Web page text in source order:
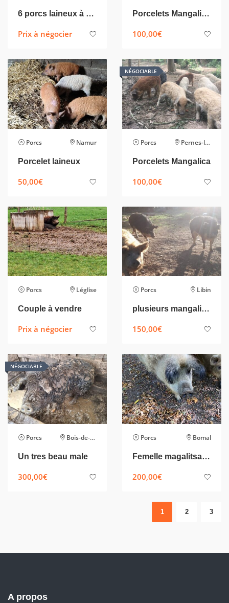
6 porcs laineux à vendre
Prix à négocier
Porcelets Mangalitsa
100,00€
Porcs Namur
Porcelet laineux
50,00€
NÉGOCIABLE
Porcs Pernes-les-Fontaines
Porcelets Mangalica
100,00€
Porcs Léglise
Couple à vendre
Prix à négocier
Porcs Libin
plusieurs mangalitza de tous les ages a vendre
150,00€
NÉGOCIABLE
Porcs Bois-de-Villers
Un tres beau male
300,00€
Porcs Bomal
Femelle magalitsa à vendre
200,00€
1 2 3
A propos